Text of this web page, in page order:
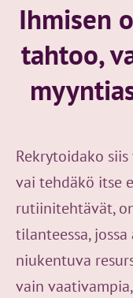
Ihmisen
tahtoo,
Rekrytoidako
vai tehdäkö itse
rutiinitehtävät,
tilanteessa,
niukentuva
vain